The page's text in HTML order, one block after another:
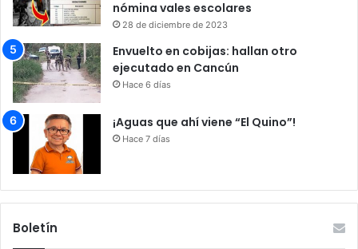
nómina vales escolares
28 de diciembre de 2023
Envuelto en cobijas: hallan otro
ejecutado en Cancún
Hace 6 días
¡Aguas que ahí viene “El Quino”!
Hace 7 días
Boletín